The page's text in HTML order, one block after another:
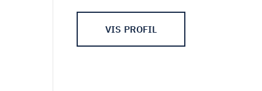
VIS PROFIL